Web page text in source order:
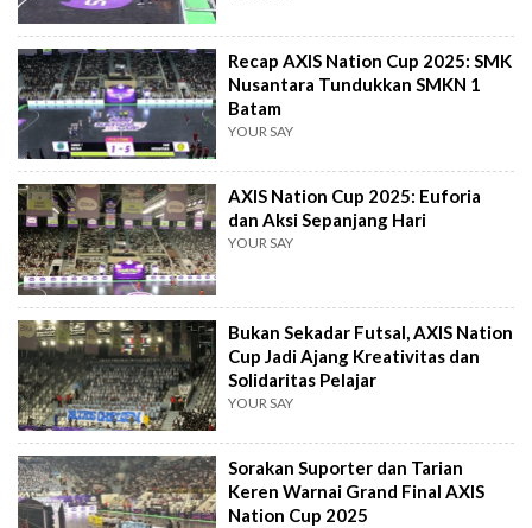
Recap AXIS Nation Cup 2025: SMK
Nusantara Tundukkan SMKN 1
Batam
YOUR SAY
AXIS Nation Cup 2025: Euforia
dan Aksi Sepanjang Hari
YOUR SAY
Bukan Sekadar Futsal, AXIS Nation
Cup Jadi Ajang Kreativitas dan
Solidaritas Pelajar
YOUR SAY
Sorakan Suporter dan Tarian
Keren Warnai Grand Final AXIS
Nation Cup 2025